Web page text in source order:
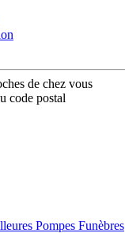
de chez vous
code postal
Pompes Funèbres